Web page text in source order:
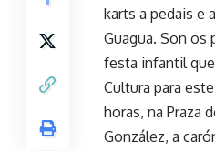
karts a pedais e
Guagua. Son os
festa infantil
Cultura para
horas, na Praza
González, a